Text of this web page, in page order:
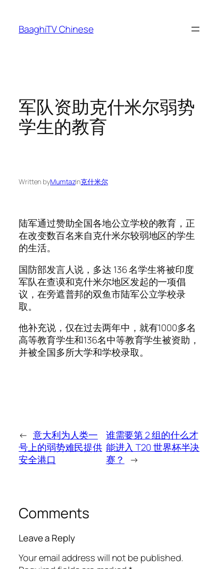
content
BaaghiTV Chinese
军队资助克什米尔弱势
学生的教育
Written byMumtazin克什米尔
陆军通过赞助全国各地公立学校的教育，正
在改变数百名来自克什米尔较弱地区的学生
的生活。
国防部发言人说，多达 136 名学生将被印度
军队在查谟和克什米尔地区发起的一项倡
议，在旁遮普邦的双鱼市陆军公立学校录
取。
他补充说，仅在过去两年中，就有1000多名
高等教育学生和136名中等教育学生被资助，
并被全国多所大学和学校录取。
← 意大利为人类一
号上的弱势难民提供
安全港口
谁需要第 2 组的什么才
能进入 T20 世界杯半决
赛？
→
Comments
Leave a Reply
Your email address will not be published.